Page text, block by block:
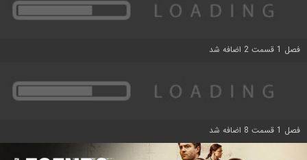
فصل 1 قسمت 2 اضافه شد
فصل 1 قسمت 8 اضافه شد